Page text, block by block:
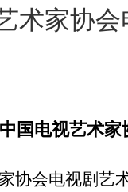
术家协
中国电视艺术
会电视剧艺术